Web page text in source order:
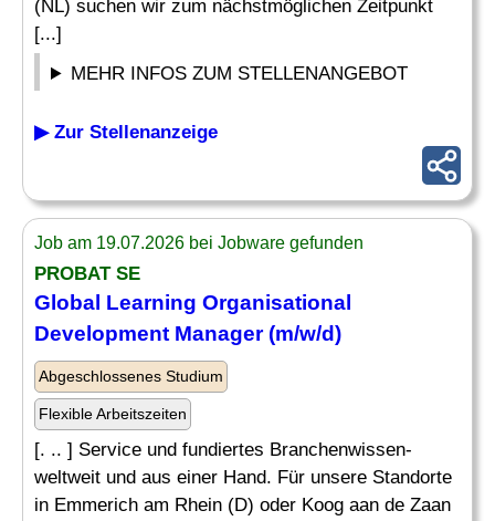
(NL) suchen wir zum nächstmöglichen Zeitpunkt
[...]
MEHR INFOS ZUM STELLENANGEBOT
▶ Zur Stellenanzeige
Job am 19.07.2026 bei Jobware gefunden
PROBAT SE
Global Learning Organisational
Development Manager(m/w/d)
Abgeschlossenes Studium
Flexible Arbeitszeiten
[. .. ] Service und fundiertes Branchenwissen-
weltweit und aus einer Hand. Für unsere Standorte
in Emmerich am Rhein (D) oder Koog aan de Zaan